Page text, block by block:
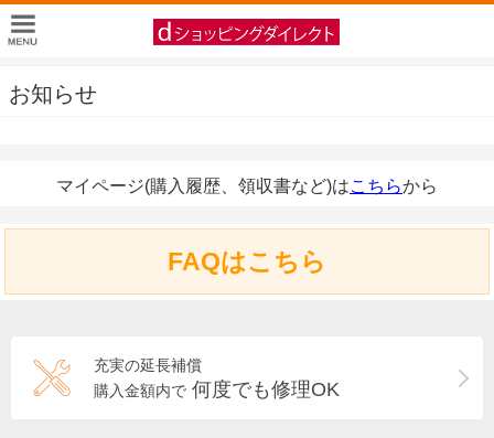
お知らせ
マイページ(購入履歴、領収書など)はこちらから
FAQはこちら
充実の延長補償
購入金額内で 何度でも修理OK